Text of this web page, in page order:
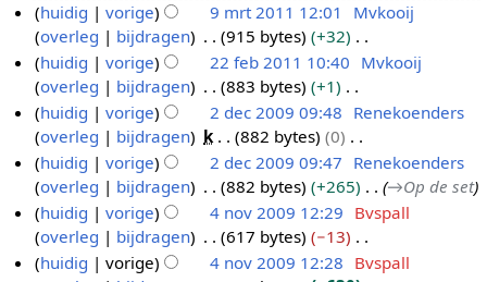
0
4
0
4
m
0
1
huidig vorige 9 mrt 2011 12:01
Mvkooij
overleg
bijdragen 915 bytes
+32
G
e
e
n
b
e
w
e
r
k
2
e
2
1
huidig vorige 22 feb 2011 10:40 Mvkooij
overleg
bijdragen 883 bytes
+1
G
e
e
n
b
e
w
e
d
c
0
huidig vorige 2 dec 2009 09:48 Renekoenders
overleg
bijdragen k 882 bytes
0
G
e
e
n
b
huidig vorige 2 dec 2009 09:47 Renekoenders
overleg
bijdragen 882 bytes +265 →Op de set
n
huidig vorige 4 nov 2009 12:29 Bvspall
overleg
bijdragen 617 bytes
−13
Ghuidig vorige 4 nov 2009 12:28 Bvspall